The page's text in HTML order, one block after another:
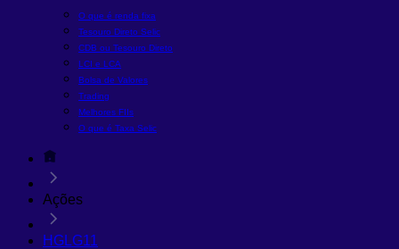
O que é renda fixa
Tesouro Direto Selic
CDB ou Tesouro Direto
LCI e LCA
Bolsa de Valores
Trading
Melhores FIIs
O que é Taxa Selic
Ações
HGLG11